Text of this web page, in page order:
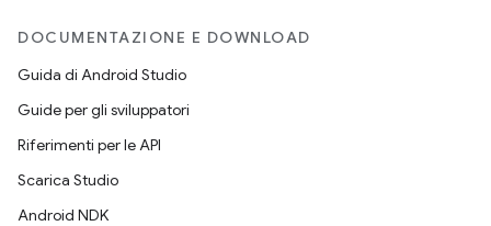
DOCUMENTAZIONE E DOWNLOAD
Guida di Android Studio
Guide per gli sviluppatori
Riferimenti per le API
Scarica Studio
Android NDK